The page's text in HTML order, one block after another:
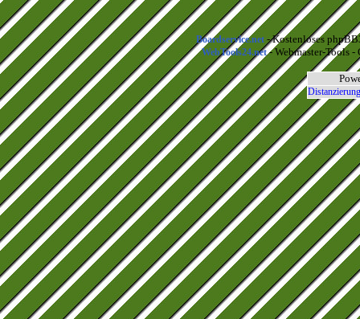
Boardservice.net- Kostenloses
WebTools24.net- Webmaster-Tools -